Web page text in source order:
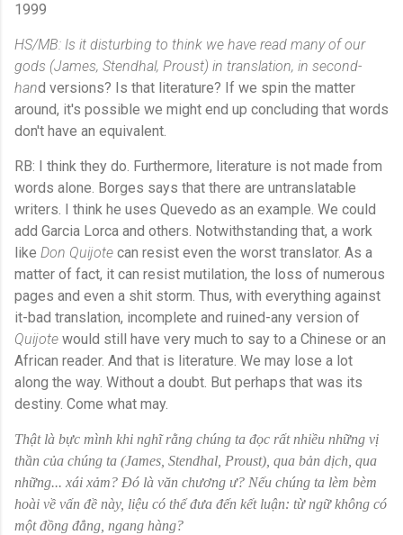
1999
HS/MB: Is it disturbing to think we have read many of our
gods (James, Stendhal, Proust) in translation, in second-
hand versions? Is that literature? If we spin the matter
around, it's possible we might end up concluding that words
don't have an equivalent.
RB: I think they do. Furthermore, literature is not made from
words alone. Borges says that there are untranslatable
writers. I think he uses Quevedo as an example. We could
add Garcia Lorca and others. Notwithstanding that, a work
like Don Quijote can resist even the worst translator. As a
matter of fact, it can resist mutilation, the loss of numerous
pages and even a shit storm. Thus, with everything against
it-bad translation, incomplete and ruined-any version of
Quijote would still have very much to say to a Chinese or an
African reader. And that is literature. We may lose a lot
along the way. Without a doubt. But perhaps that was its
destiny. Come what may.
Thật là bực mình khi nghĩ rằng chúng ta đọc rất nhiều những vị
thần của chúng ta (James, Stendhal, Proust), qua bản dịch, qua
những... xái xảm? Ðó là văn chương ư? Nếu chúng ta lèm bèm
hoài về vấn đề này, liệu có thể đưa đến kết luận: từ ngữ không có
một đồng đẳng, ngang hàng?